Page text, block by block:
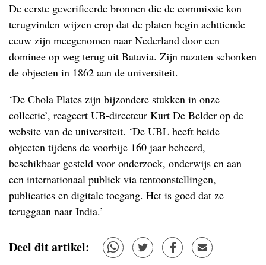
De eerste geverifieerde bronnen die de commissie kon
terugvinden wijzen erop dat de platen begin achttiende
eeuw zijn meegenomen naar Nederland door een
dominee op weg terug uit Batavia. Zijn nazaten schonken
de objecten in 1862 aan de universiteit.
‘De Chola Plates zijn bijzondere stukken in onze
collectie’, reageert UB-directeur Kurt De Belder op de
website van de universiteit. ‘De UBL heeft beide
objecten tijdens de voorbije 160 jaar beheerd,
beschikbaar gesteld voor onderzoek, onderwijs en aan
een internationaal publiek via tentoonstellingen,
publicaties en digitale toegang. Het is goed dat ze
teruggaan naar India.’
Deel dit artikel: